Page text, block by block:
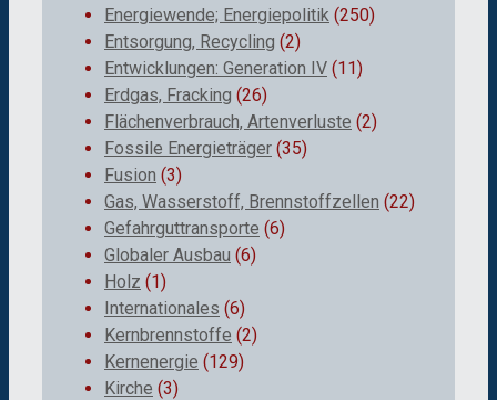
Energiewende; Energiepolitik (250)
Entsorgung, Recycling (2)
Entwicklungen: Generation IV (11)
Erdgas, Fracking (26)
Flächenverbrauch, Artenverluste (2)
Fossile Energieträger (35)
Fusion (3)
Gas, Wasserstoff, Brennstoffzellen (22)
Gefahrguttransporte (6)
Globaler Ausbau (6)
Holz (1)
Internationales (6)
Kernbrennstoffe (2)
Kernenergie (129)
Kirche (3)